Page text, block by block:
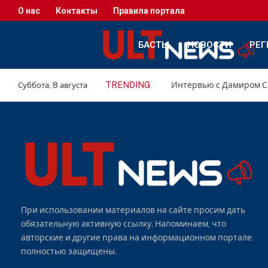
О нас Контакты Правила портала
БАСТЫ НОВОСТИ
Суббота, 8 августа TRENDING
При использовании материалов на сайте просим дать
обязательную активную ссылку. Напоминаем, что
авторские и другие права на информационном портале
полностью защищены.